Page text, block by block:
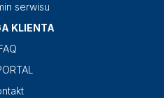
serwisu
KLIENTA